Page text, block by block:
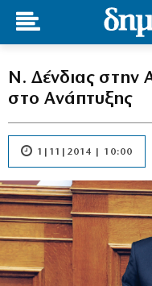
Ν. Δένδιας στην
στο Ανάπτυξης
1|11|2014 | 10:00